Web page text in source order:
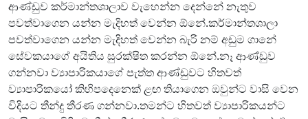
ආණ්ඩුව කර්මාන්තශාලාව වැහෙන්න දෙන්නේ නැතුව
පවත්වාගෙන යන්න මැදිහත් වෙන්න ඕනේ.කර්මාන්තශාලා
පවත්වාගෙන යන්න මැදිහත් වෙන්න බැරි නම් අඩුම ගානේ
සේවකයාගේ අයිතිය සුරක්ෂිත කරන්න ඕනේ.නෑ ආණ්ඩුව
ගන්නවා ව්‍යාපාරිකයාගේ පැත්ත ආණ්ඩුවට හිතවත්
ව්‍යාපාරිකයෝ කිහිපදෙනෙක් ළඟ තියාගෙන ඔවුන්ට වාසි වෙන
විදියට තීන්දු තීරණ ගන්නවා.තමන්ට හිතවත් ව්‍යාපාරිකයන්ට